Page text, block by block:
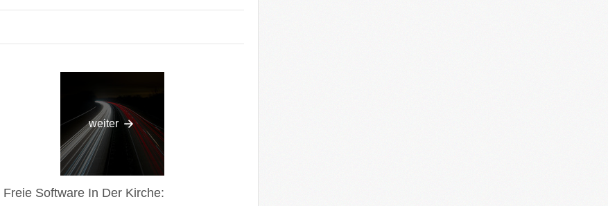
weiter
Freie Software In Der Kirche: